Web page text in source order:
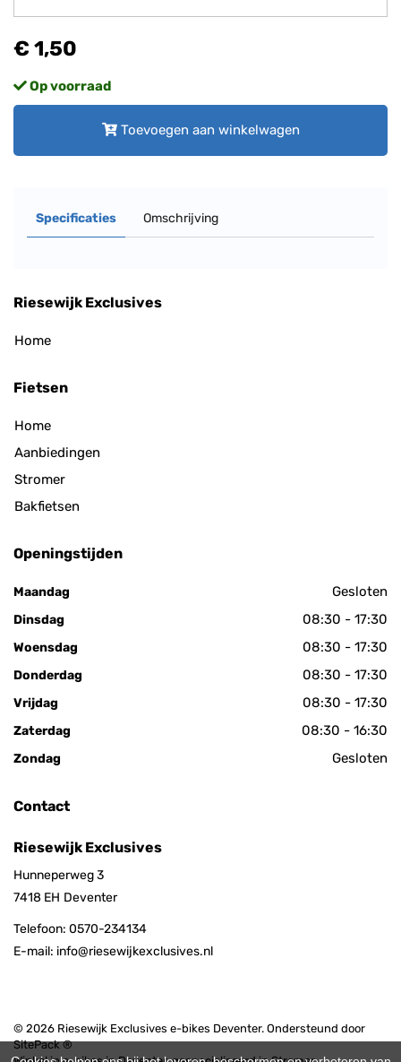
€ 1,50
Op voorraad
Toevoegen aan winkelwagen
Specificaties Omschrijving
Riesewijk Exclusives
Home
Fietsen
Home
Aanbiedingen
Stromer
Bakfietsen
Openingstijden
Maandag Gesloten
Dinsdag 08:30 - 17:30
Woensdag 08:30 - 17:30
Donderdag 08:30 - 17:30
Vrijdag 08:30 - 17:30
Zaterdag 08:30 - 16:30
Zondag Gesloten
Contact
Riesewijk Exclusives
Hunneperweg 3
7418 EH Deventer
Telefoon: 0570-234134
E-mail: info@riesewijkexclusives.nl
© 2026 Riesewijk Exclusives e-bikes Deventer. Ondersteund door
SitePack ®